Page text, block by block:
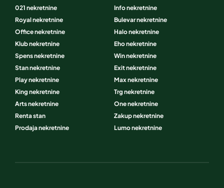
021 nekretnine
Info nekretnine
Royal nekretnine
Bulevar nekretnine
Office nekretnine
Halo nekretnine
Klub nekretnine
Eho nekretnine
Spens nekretnine
Win nekretnine
Stan nekretnine
Exit nekretnine
Play nekretnine
Max nekretnine
King nekretnine
Trg nekretnine
Arts nekretnine
One nekretnine
Renta stan
Zakup nekretnine
Prodaja nekretnine
Lumo nekretnine